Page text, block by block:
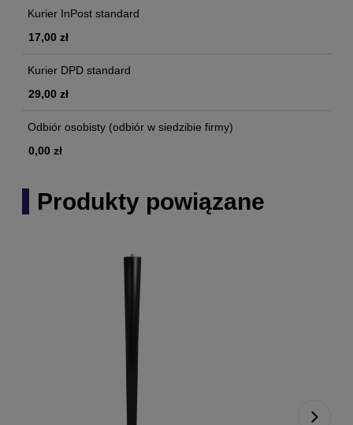
Kurier InPost standard
17,00 zł
Kurier DPD standard
29,00 zł
Odbiór osobisty (odbiór w siedzibie firmy)
0,00 zł
Produkty powiązane